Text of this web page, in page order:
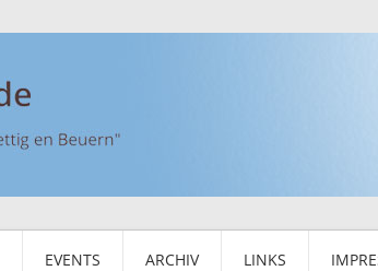
EVENTS ARCHIV LINKS